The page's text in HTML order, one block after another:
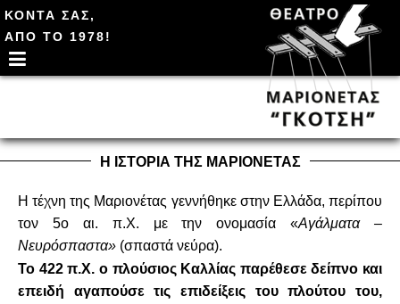
ΚΟΝΤΑ ΣΑΣ,
ΑΠΟ ΤΟ 1978!
Η ΙΣΤΟΡΙΑ ΤΗΣ ΜΑΡΙΟΝΕΤΑΣ
Η τέχνη της Μαριονέτας γεννήθηκε στην Ελλάδα, περίπου
τον 5ο αι. π.Χ. με την ονομασία «Αγάλματα –
Νευρόσπαστα» (σπαστά νεύρα).
Το 422 π.Χ. ο πλούσιος Καλλίας παρέθεσε δείπνο και
επειδή αγαπούσε τις επιδείξεις του πλούτου του,